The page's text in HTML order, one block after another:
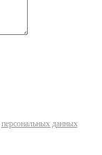
персональных данных